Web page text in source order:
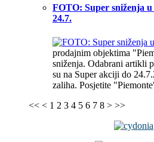
FOTO: Super sniženja
24.7.
prodajnim objektima
sniženja. Odabrani artikli
su na Super akciji do
zaliha. Posjetite
<< < 1 2 3 4 5 6 7 8 > >>